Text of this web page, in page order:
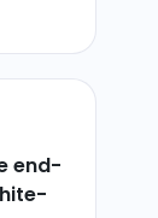
end-